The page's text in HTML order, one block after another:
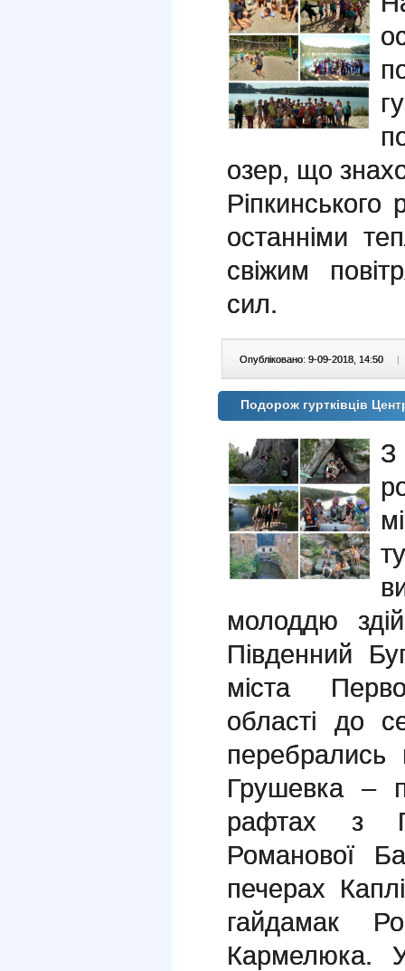
озер, що
останніми
свіжим
сил.
Опубліковано: 9-09-2018, 14:50 |
Подорож гуртківців
З
молоддю
Південний
міста
області до
Грушевка –
рафтах з
Романової
печерах
гайдамак
Кармелюка.